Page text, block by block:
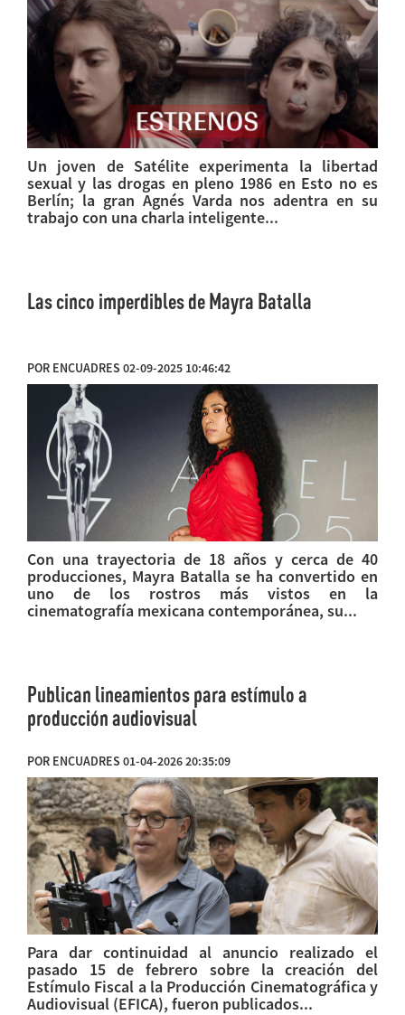
Un joven de Satélite experimenta la libertad
sexual y las drogas en pleno 1986 en Esto no es
Berlín; la gran Agnés Varda nos adentra en su
trabajo con una charla inteligente...
Las cinco imperdibles de Mayra Batalla
POR ENCUADRES 02-09-2025 10:46:42
Con una trayectoria de 18 años y cerca de 40
producciones, Mayra Batalla se ha convertido en
uno de los rostros más vistos en la
cinematografía mexicana contemporánea, su...
Publican lineamientos para estímulo a
producción audiovisual
POR ENCUADRES 01-04-2026 20:35:09
Para dar continuidad al anuncio realizado el
pasado 15 de febrero sobre la creación del
Estímulo Fiscal a la Producción Cinematográfica y
Audiovisual (EFICA), fueron publicados...